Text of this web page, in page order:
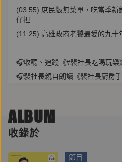
(03:55) 庶民版無菜單，吃當季新
仔担
(11:25) 高雄政商老饕最愛的九十
🎧收聽、追蹤《#裴社長吃喝玩
🎧裴社長親自朗讀《裴社長廚房
本集節目由【TOYOTA】贊助播出
買TOYOTA高達13款車型 可享貨
✅ Corolla Cross、Corolla Altis、
ALBUM
收錄於
節目